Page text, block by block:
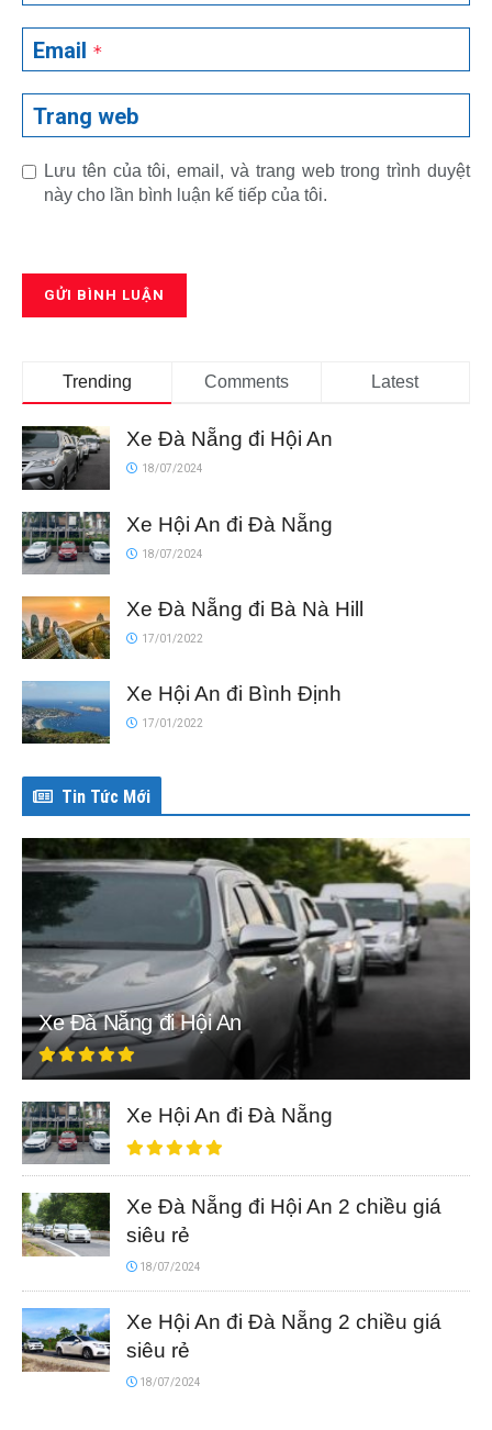
Email *
Trang web
Lưu tên của tôi, email, và trang web trong trình duyệt
này cho lần bình luận kế tiếp của tôi.
Trending Comments Latest
Xe Đà Nẵng đi Hội An
18/07/2024
Xe Hội An đi Đà Nẵng
18/07/2024
Xe Đà Nẵng đi Bà Nà Hill
17/01/2022
Xe Hội An đi Bình Định
17/01/2022
Tin Tức Mới
Xe Đà Nẵng đi Hội An
Xe Hội An đi Đà Nẵng
Xe Đà Nẵng đi Hội An 2 chiều giá
siêu rẻ
18/07/2024
Xe Hội An đi Đà Nẵng 2 chiều giá
siêu rẻ
18/07/2024